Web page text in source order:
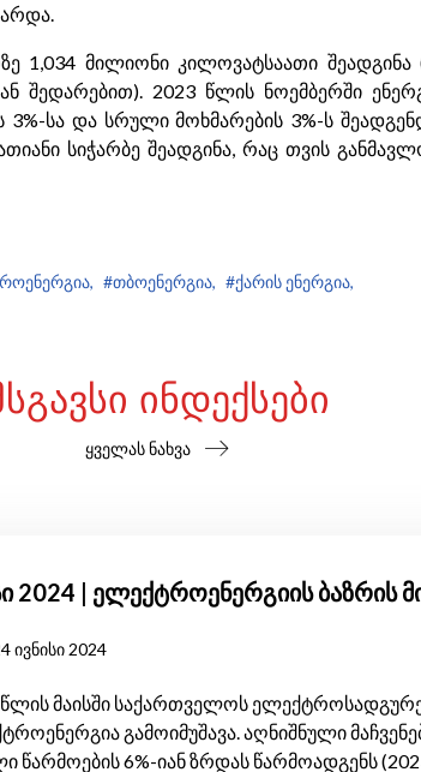
1,034 მილიონი კილოვატსაათი
2023 წლის ნოემბერში
სა და სრული მოხმარების 3%-ს
სიჭარბე შეადგინა, რაც თვის
#თბოენერგია, #ქარის ენერგია,
ᲘᲜᲓᲔᲥᲡᲔᲑᲘ
ყველას ნახვა
2024 | ელექტროენერგიის ბაზრის
ივნისი 2024
მაისში საქართველოს
გამოიმუშავა. აღნიშნული
წარმოების 6%-იან ზრდას წარმოადგენს